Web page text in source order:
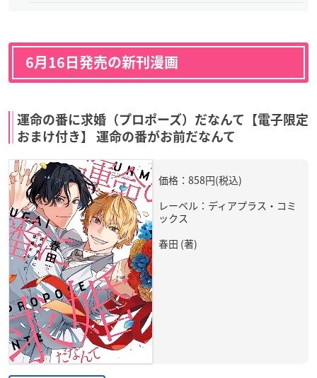
6月16日発売の新刊漫画
運命の番に求婚（プロポーズ）だなんて【電子限定
おまけ付き】 運命の番がお前だなんて
価格：858円(税込)
レーベル：ディアプラス・コミ
ックス
春田 (著)